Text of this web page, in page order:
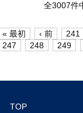
全3007件
« 最初 ‹ 前 241
247
248 249
TOP